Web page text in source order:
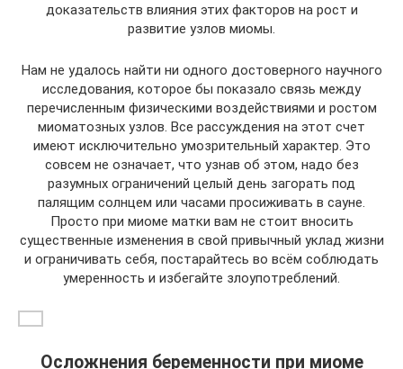
доказательств влияния этих факторов на рост и
развитие узлов миомы.
Нам не удалось найти ни одного достоверного научного
исследования, которое бы показало связь между
перечисленным физическими воздействиями и ростом
миоматозных узлов. Все рассуждения на этот счет
имеют исключительно умозрительный характер. Это
совсем не означает, что узнав об этом, надо без
разумных ограничений целый день загорать под
палящим солнцем или часами просиживать в сауне.
Просто при миоме матки вам не стоит вносить
существенные изменения в свой привычный уклад жизни
и ограничивать себя, постарайтесь во всём соблюдать
умеренность и избегайте злоупотреблений.
Осложнения беременности при миоме